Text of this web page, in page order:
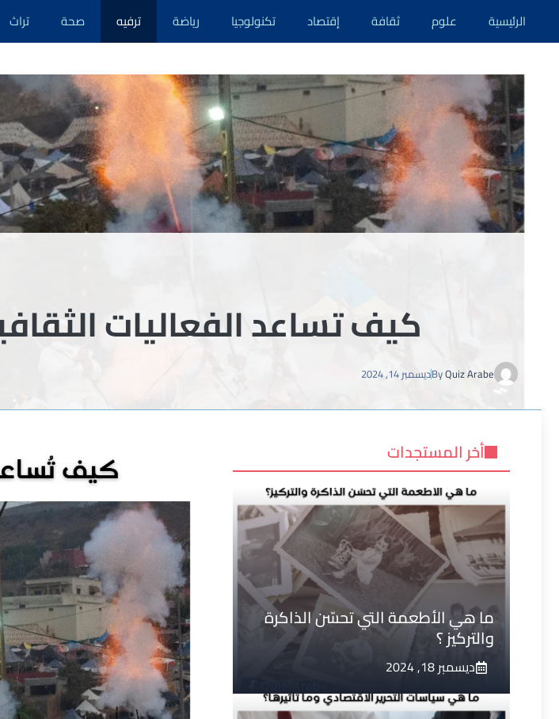
الرئيسية علوم ثقافة إقتصاد تكنولوجيا رياضة ترفيه صحة تراث
كيف تساعد الفعاليات
ByQuiz Arabe ديسمبر 14, 2024
أخر المستجدات
ما هي الأطعمة التي تحسّن الذاكرة
والتركيز ؟
ديسمبر 18, 2024